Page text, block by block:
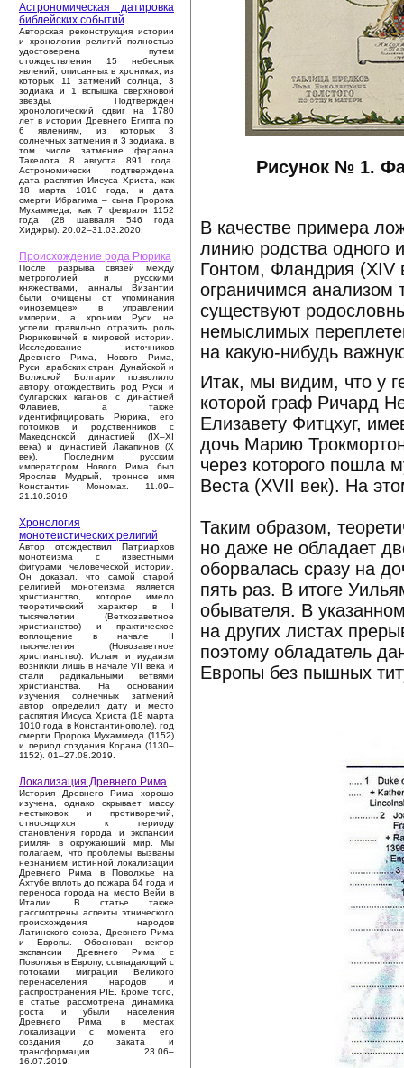
Астрономическая датировка
библейских событий
Авторская реконструкция истории
и хронологии религий полностью
удостоверена путем
отождествления 15 небесных
явлений, описанных в хрониках, из
которых 11 затмений солнца, 3
зодиака и 1 вспышка сверхновой
звезды. Подтвержден
хронологический сдвиг на 1780
лет в истории Древнего Египта по
6 явлениям, из которых 3
солнечных затмения и 3 зодиака, в
том числе затмение фараона
Такелота 8 августа 891 года.
Астрономически подтверждена
дата распятия Иисуса Христа, как
18 марта 1010 года, и дата
смерти Ибрагима – сына Пророка
Мухаммеда, как 7 февраля 1152
года (28 шавваля 546 года
Хиджры). 20.02–31.03.2020.
Происхождение рода Рюрика
После разрыва связей между
метрополией и русскими
княжествами, анналы Византии
были очищены от упоминания
«иноземцев» в управлении
империи, а хроники Руси не
успели правильно отразить роль
Рюриковичей в мировой истории.
Исследование источников
Древнего Рима, Нового Рима,
Руси, арабских стран, Дунайской и
Волжской Болгарии позволило
автору отождествить род Руси и
булгарских каганов с династией
Флавиев, а также
идентифицировать Рюрика, его
потомков и родственников с
Македонской династией (IX–XI
века) и династией Лакапинов (X
век). Последним русским
императором Нового Рима был
Ярослав Мудрый, тронное имя
Константин Мономах. 11.09–
21.10.2019.
Хронология
монотеистических религий
Автор отождествил Патриархов
монотеизма с известными
фигурами человеческой истории.
Он доказал, что самой старой
религией монотеизма является
христианство, которое имело
теоретический характер в I
тысячелетии (Ветхозаветное
христианство) и практическое
воплощение в начале II
тысячелетия (Новозаветное
христианство). Ислам и иудаизм
возникли лишь в начале VII века и
стали радикальными ветвями
христианства. На основании
изучения солнечных затмений
автор определил дату и место
распятия Иисуса Христа (18 марта
1010 года в Константинополе), год
смерти Пророка Мухаммеда (1152)
и период создания Корана (1130–
1152). 01–27.08.2019.
Локализация Древнего Рима
История Древнего Рима хорошо
изучена, однако скрывает массу
нестыковок и противоречий,
относящихся к периоду
становления города и экспансии
римлян в окружающий мир. Мы
полагаем, что проблемы вызваны
незнанием истинной локализации
Древнего Рима в Поволжье на
Ахтубе вплоть до пожара 64 года и
переноса города на место Вейи в
Италии. В статье также
рассмотрены аспекты этнического
происхождения народов
Латинского союза, Древнего Рима
и Европы. Обоснован вектор
экспансии Древнего Рима с
Поволжья в Европу, совпадающий с
потоками миграции Великого
перенаселения народов и
распространения PIE. Кроме того,
в статье рассмотрена динамика
роста и убыли населения
Древнего Рима в местах
локализации с момента его
создания до заката и
трансформации. 23.06–
16.07.2019.
Рисунок № 1.
В качестве примера
линию родства одного
Гонтом, Фландрия (XIV
ограничимся анализом
существуют
немыслимых
на какую-нибудь
Итак, мы видим, что у
которой граф Ричард
Елизавету Фитцхуг,
дочь Марию
через которого пошла
Веста (XVII век). На
Таким образом,
но даже не обладает
оборвалась сразу на
пять раз. В итоге
обывателя. В
на других листах
поэтому обладатель
Европы без пышных